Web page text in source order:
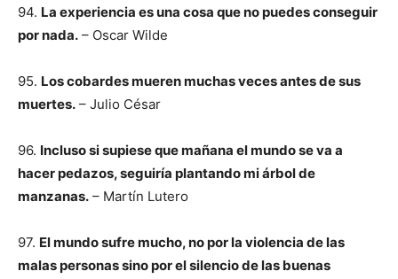
94. La experiencia es una cosa que no puedes conseguir
por nada. – Oscar Wilde
95. Los cobardes mueren muchas veces antes de sus
muertes. – Julio César
96. Incluso si supiese que mañana el mundo se va a
hacer pedazos, seguiría plantando mi árbol de
manzanas. – Martín Lutero
97. El mundo sufre mucho, no por la violencia de las
malas personas sino por el silencio de las buenas